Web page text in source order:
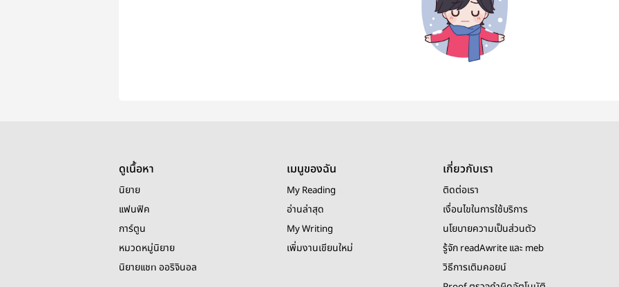
ดูเนื้อหา
นิยาย
แฟนฟิค
การ์ตูน
หมวดหมู่นิยาย
นิยายแชท ออริจินอล
เมนูของฉัน
My Reading
อ่านล่าสุด
My Writing
เพิ่มงานเขียนใหม่
เกี่ยวกับเรา
ติดต่อเรา
เงื่อนไขในการใช้บริการ
นโยบายความเป็นส่วนตัว
รู้จัก readAwrite และ meb
วิธีการเติมคอยน์